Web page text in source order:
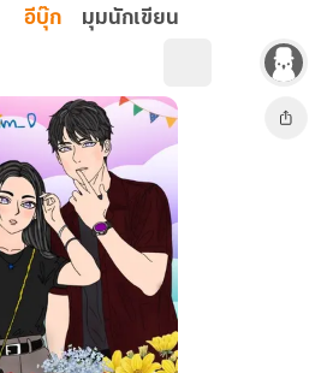
อีบุ๊ก มุมนักเขียน